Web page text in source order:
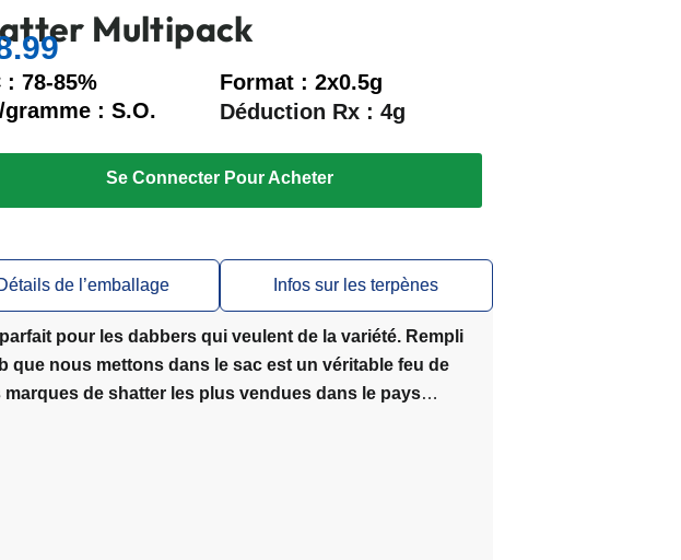
Multipack
: 78-85%
Format : 2x0.5g
: S.O.
Déduction Rx : 4g
Se Connecter Pour Acheter
de l’emballage Infos sur les terpènes
pour les dabbers qui veulent de la variété. Rempli
que nous mettons dans le sac est un véritable feu de
de shatter les plus vendues dans le pays